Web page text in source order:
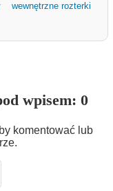
wewnętrzne rozterki
wpisem: 0
komentować lub